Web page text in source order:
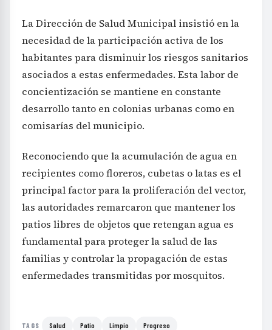
La Dirección de Salud Municipal insistió en la
necesidad de la participación activa de los
habitantes para disminuir los riesgos sanitarios
asociados a estas enfermedades. Esta labor de
concientización se mantiene en constante
desarrollo tanto en colonias urbanas como en
comisarías del municipio.
Reconociendo que la acumulación de agua en
recipientes como floreros, cubetas o latas es el
principal factor para la proliferación del vector,
las autoridades remarcaron que mantener los
patios libres de objetos que retengan agua es
fundamental para proteger la salud de las
familias y controlar la propagación de estas
enfermedades transmitidas por mosquitos.
TAGS Salud Patio Limpio Progreso